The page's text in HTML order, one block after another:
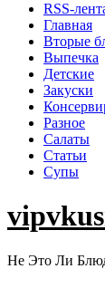
RSS-
Главная
Вторые
Выпечка
Детские
Закуски
Разное
Салаты
Статьи
Супы
Не Это Ли